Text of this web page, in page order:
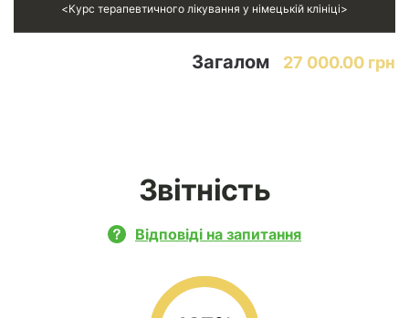
Курс терапевтичного лікування у німецькій клініці
Загалом 27 000.00 грн
Звітність
Відповіді на запитання